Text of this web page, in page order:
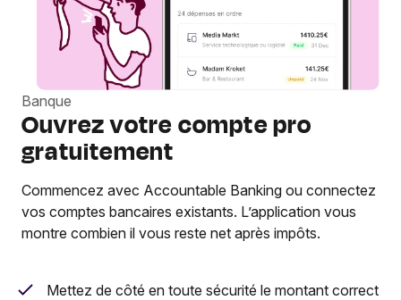
Banque
Ouvrez votre compte pro
gratuitement
Commencez avec Accountable Banking ou connectez
vos comptes bancaires existants. L’application vous
montre combien il vous reste net après impôts.
Mettez de côté en toute sécurité le montant correct